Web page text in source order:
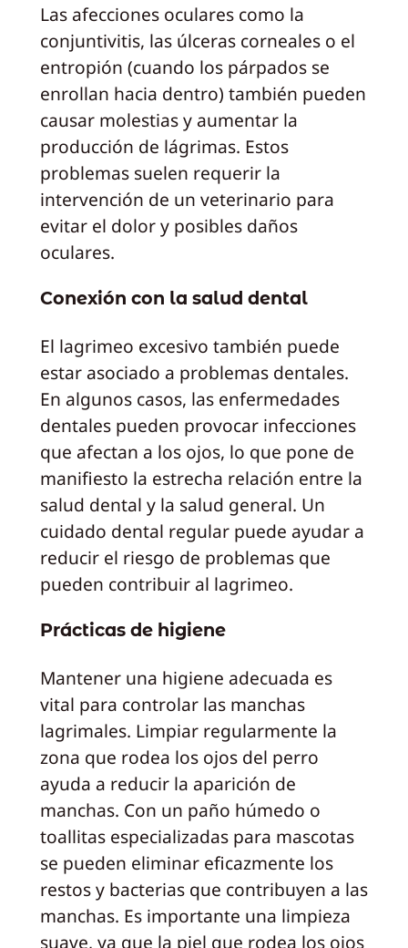
Las afecciones oculares como la
conjuntivitis, las úlceras corneales o el
entropión (cuando los párpados se
enrollan hacia dentro) también pueden
causar molestias y aumentar la
producción de lágrimas. Estos
problemas suelen requerir la
intervención de un veterinario para
evitar el dolor y posibles daños
oculares.
Conexión con la salud dental
El lagrimeo excesivo también puede
estar asociado a problemas dentales.
En algunos casos, las enfermedades
dentales pueden provocar infecciones
que afectan a los ojos, lo que pone de
manifiesto la estrecha relación entre la
salud dental y la salud general. Un
cuidado dental regular puede ayudar a
reducir el riesgo de problemas que
pueden contribuir al lagrimeo.
Prácticas de higiene
Mantener una higiene adecuada es
vital para controlar las manchas
lagrimales. Limpiar regularmente la
zona que rodea los ojos del perro
ayuda a reducir la aparición de
manchas. Con un paño húmedo o
toallitas especializadas para mascotas
se pueden eliminar eficazmente los
restos y bacterias que contribuyen a las
manchas. Es importante una limpieza
suave, ya que la piel que rodea los ojos